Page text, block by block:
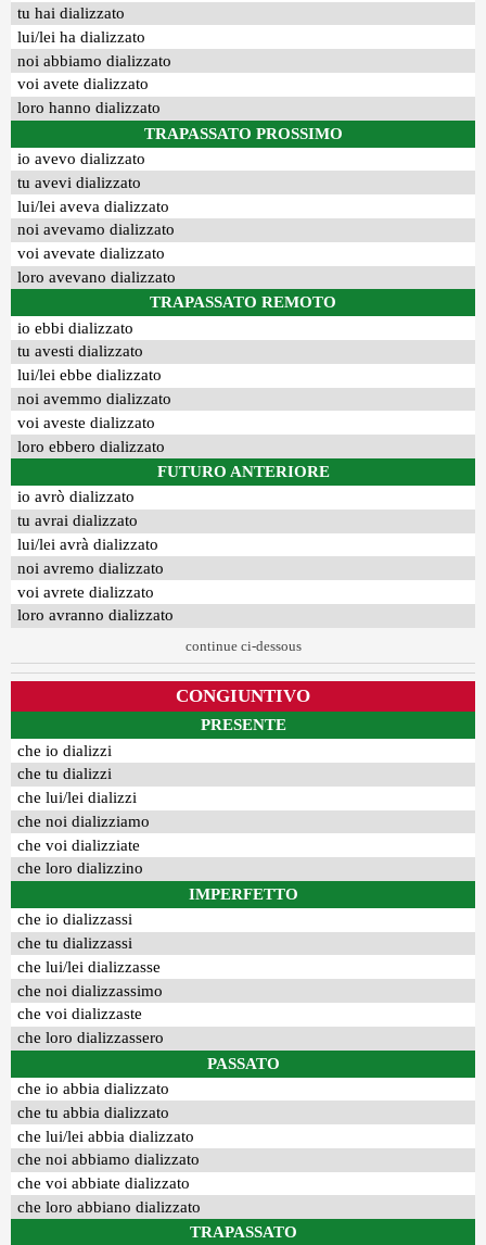
tu hai dializzato
lui/lei ha dializzato
noi abbiamo dializzato
voi avete dializzato
loro hanno dializzato
TRAPASSATO PROSSIMO
io avevo dializzato
tu avevi dializzato
lui/lei aveva dializzato
noi avevamo dializzato
voi avevate dializzato
loro avevano dializzato
TRAPASSATO REMOTO
io ebbi dializzato
tu avesti dializzato
lui/lei ebbe dializzato
noi avemmo dializzato
voi aveste dializzato
loro ebbero dializzato
FUTURO ANTERIORE
io avrò dializzato
tu avrai dializzato
lui/lei avrà dializzato
noi avremo dializzato
voi avrete dializzato
loro avranno dializzato
continue ci-dessous
CONGIUNTIVO
PRESENTE
che io dializzi
che tu dializzi
che lui/lei dializzi
che noi dializziamo
che voi dializziate
che loro dializzino
IMPERFETTO
che io dializzassi
che tu dializzassi
che lui/lei dializzasse
che noi dializzassimo
che voi dializzaste
che loro dializzassero
PASSATO
che io abbia dializzato
che tu abbia dializzato
che lui/lei abbia dializzato
che noi abbiamo dializzato
che voi abbiate dializzato
che loro abbiano dializzato
TRAPASSATO